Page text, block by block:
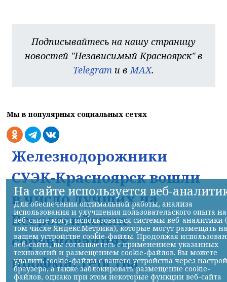
Подписывайтесь на нашу страницу
новостей "Независимый Красноярск" в
Telegram и вMAX.
Мы в популярных социальных сетях
Железнодорожники
СУЭК-Красноярск вошли
в число лучших на
Всероссийских
соревнованиях
профмастерства
На сайте используется веб-
Для обеспечения оптимальной работы, анализа
использования и улучшения пользовательского опыта на
веб-сайте могут использоваться системы веб-аналитики
том числе Яндекс.Метрика), которые могут размещать на
вашем устройстве cookie-файлы. Продолжая
веб-сайта, вы соглашаетесь с применением указанных
технологий и размещением cookie-файлов. Вы можете
удалить cookie-файлы с вашего устройства через
браузера, а также заблокировать размещение cookie-
файлов, однако при этом некоторые функции веб-сайта